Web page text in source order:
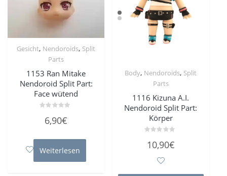
Gesicht, Nendoroids, Split
Parts
1153 Ran Mitake
Nendoroid Split Part:
Face wütend
mit
5
6,90€
Weiterlesen
Body, Nendoroids, Split
Parts
1116 Kizuna A.I.
Nendoroid Split Part:
Körper
mit
10,90€